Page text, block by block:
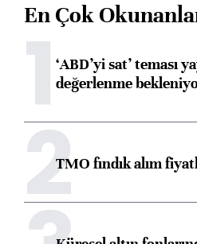
En Çok
1‘ABD’yi sat’ teması
değerlenme
2TMO fındık alım